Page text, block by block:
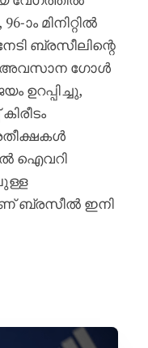
മിനിറ്റിൽ
ബ്രസീലിന്റെ
അവസാന ഗോൾ
ഉറപ്പിച്ചു,
ൽ ഐവറി
ബ്രസീൽ ഇനി